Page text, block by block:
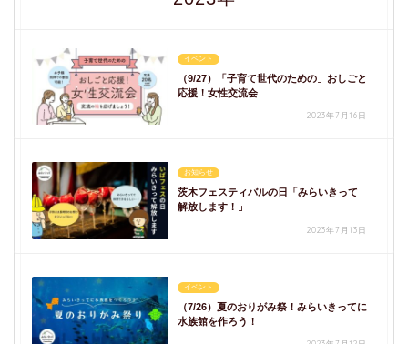
イベント
（9/27）「子育て世代のための」おしごと
応援！女性交流会
2023年7月16日
お知らせ
茨木フェスティバルの日「みらいきって
解放します！」
2023年7月13日
イベント
（7/26）夏のおりがみ祭！みらいきってに
水族館を作ろう！